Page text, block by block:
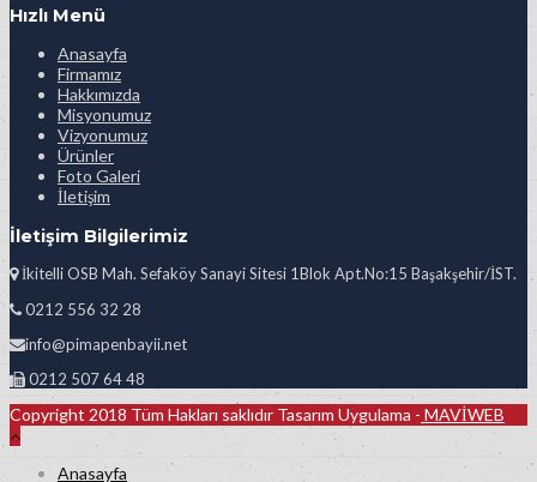
Hızlı Menü
Anasayfa
Firmamız
Hakkımızda
Misyonumuz
Vizyonumuz
Ürünler
Foto Galeri
İletişim
İletişim Bilgilerimiz
İkitelli OSB Mah. Sefaköy Sanayi Sitesi 1Blok Apt.No:15 Başakşehir/İST.
0212 556 32 28
info@pimapenbayii.net
0212 507 64 48
Copyright 2018 Tüm Hakları saklıdır Tasarım Uygulama - MAVİWEB
Anasayfa